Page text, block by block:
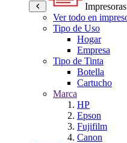
Ver todo en
Tipo de Uso
Hogar
Empresa
Tipo de Tinta
Botella
Cartucho
Marca
HP
Epson
Fujifilm
Canon